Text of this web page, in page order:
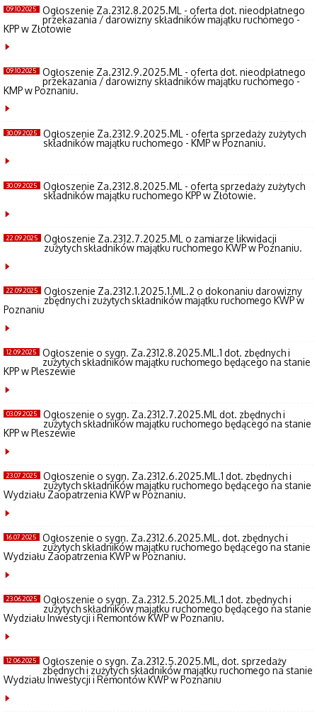
09.10.2025 Ogłoszenie Za.2312.8.2025.ML - oferta dot. nieodpłatnego
przekazania / darowizny składników majątku ruchomego -
KPP w Złotowie
09.10.2025 Ogłoszenie Za.2312.9.2025.ML - oferta dot. nieodpłatnego
przekazania / darowizny składników majątku ruchomego -
KMP w Poznaniu.
30.09.2025 Ogłoszenie Za.2312.9.2025.ML - oferta sprzedaży zużytych
składników majątku ruchomego - KMP w Poznaniu.
30.09.2025 Ogłoszenie Za.2312.8.2025.ML - oferta sprzedaży zużytych
składników majątku ruchomego KPP w Złotowie.
22.09.2025 Ogłoszenie Za.2312.7.2025.ML o zamiarze likwidacji
zużytych składników majątku ruchomego KWP w Poznaniu.
22.09.2025 Ogłoszenie Za.2312.1.2025.1.ML.2 o dokonaniu darowizny
zbędnych i zużytych składników majątku ruchomego KWP w
Poznaniu
12.09.2025 Ogłoszenie o sygn. Za.2312.8.2025.ML.1 dot. zbędnych i
zużytych składników majątku ruchomego będącego na stanie
KPP w Pleszewie
03.09.2025 Ogłoszenie o sygn. Za.2312.7.2025.ML dot. zbędnych i
zużytych składników majątku ruchomego będącego na stanie
KPP w Pleszewie
23.07.2025 Ogłoszenie o sygn. Za.2312.6.2025.ML.1 dot. zbędnych i
zużytych składników majątku ruchomego będącego na stanie
Wydziału Zaopatrzenia KWP w Poznaniu.
16.07.2025 Ogłoszenie o sygn. Za.2312.6.2025.ML. dot. zbędnych i
zużytych składników majątku ruchomego będącego na stanie
Wydziału Zaopatrzenia KWP w Poznaniu.
23.06.2025 Ogłoszenie o sygn. Za.2312.5.2025.ML.1 dot. zbędnych i
zużytych składników majątku ruchomego będącego na stanie
Wydziału Inwestycji i Remontów KWP w Poznaniu.
12.06.2025 Ogłoszenie o sygn. Za.2312.5.2025.ML, dot. sprzedaży
zbędnych i zużytych składników majątku ruchomego na stanie
Wydziału Inwestycji i Remontów KWP w Poznaniu